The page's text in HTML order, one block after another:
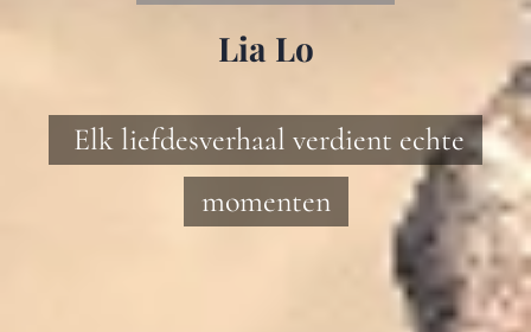
Lia Lo
Elk liefdesverhaal verdient echte
momenten